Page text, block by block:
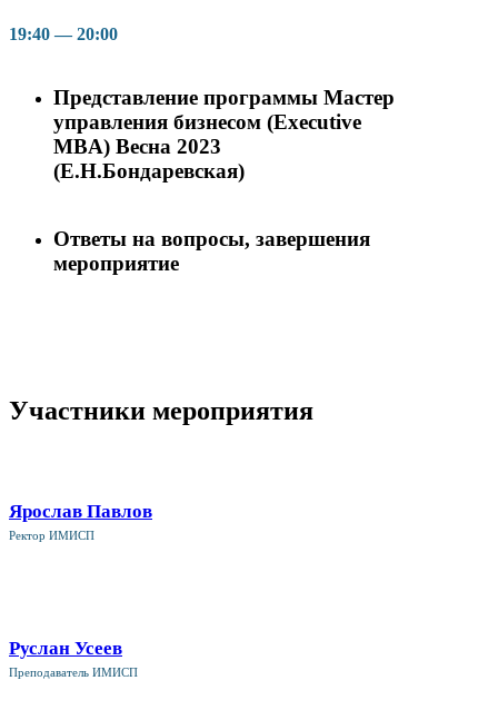
19:40 — 20:00
Представление программы Мастер
управления бизнесом (Executive
MBA) Весна 2023
(Е.Н.Бондаревская)
Ответы на вопросы, завершения
мероприятие
Участники мероприятия
Ярослав Павлов
Ректор ИМИСП
Руслан Усеев
Преподаватель ИМИСП